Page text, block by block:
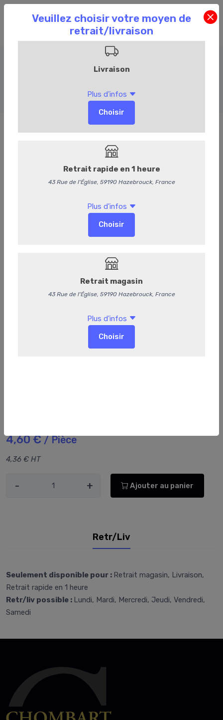
Assaisonnements et sauces
Assaisonnements et sauces
4,60 €/ Pièce
4,36 € HT
- + Ajouter au panier
Retr/Liv
Seulement disponible pour : Retrait magasin, Livraison,
Retrait rapide en 1 heure
Retr/liv possible : Lundi, Mardi, Mercredi, Jeudi, Vendredi,
Samedi